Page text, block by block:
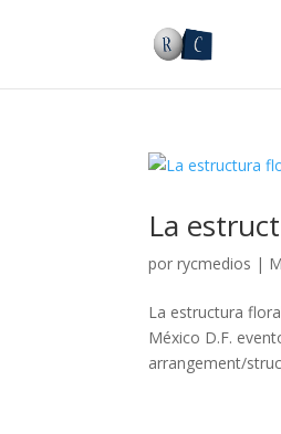
La
porrycmedios |
La estructura
México D.F.
arrangement/